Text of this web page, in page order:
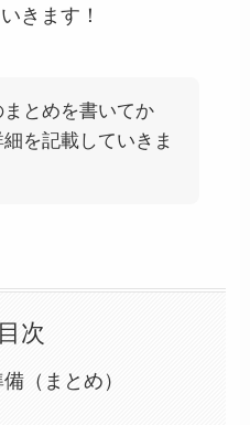
きます！
まとめを書いてか
を記載していきま
目次
（まとめ）